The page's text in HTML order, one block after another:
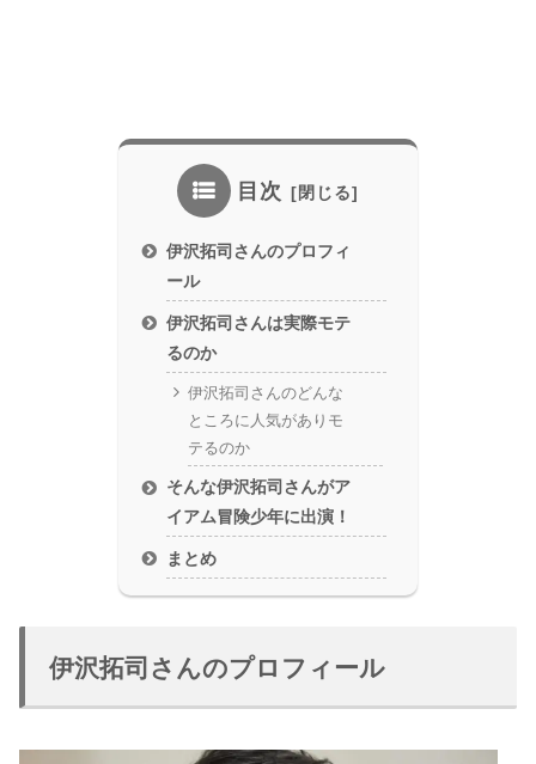
目次
伊沢拓司さんのプロフィ
ール
伊沢拓司さんは実際モテ
るのか
伊沢拓司さんのどんな
ところに人気がありモ
テるのか
そんな伊沢拓司さんがア
イアム冒険少年に出演！
まとめ
伊沢拓司さんのプロフィール